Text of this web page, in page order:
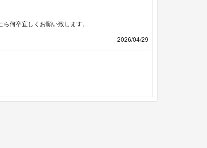
何卒宜しくお願い致します。
2026/04/29